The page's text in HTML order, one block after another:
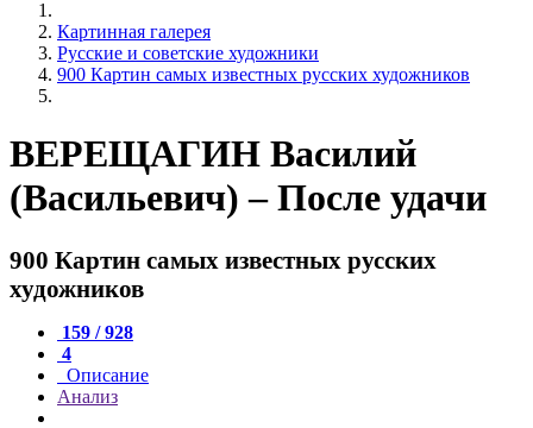
Картинная галерея
Русские и советские художники
900 Картин самых известных русских художников
ВЕРЕЩАГИН Василий
(Васильевич) – После удачи
900 Картин самых известных русских
художников
159 / 928
4
Описание
Анализ